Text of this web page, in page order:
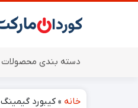
دسته بندی محصولات
خانه » کیبورد گیمینگ